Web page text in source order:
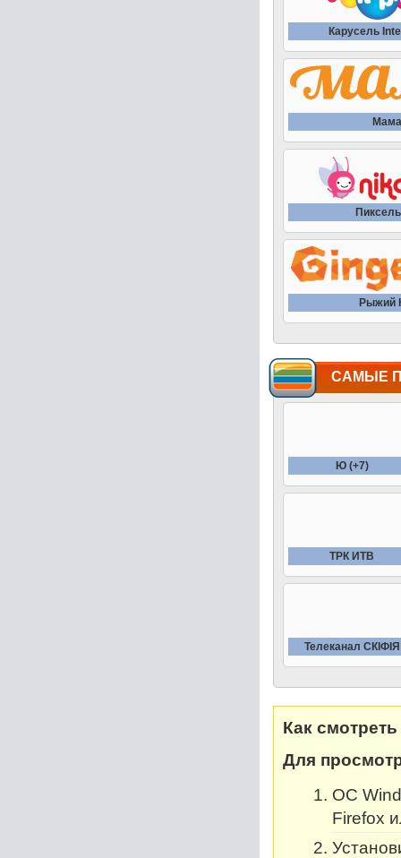
Карусель
Мама
Рыжий
САМЫЕ
Ю (+7)
ТРК ИТВ
Телеканал СКIФIЯ
Как
Для
OC
Firefox